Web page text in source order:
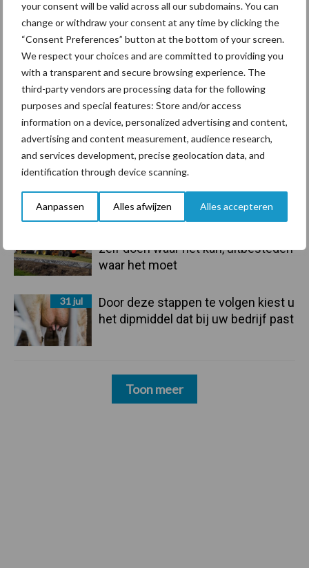
your consent will be valid across all our subdomains. You can
change or withdraw your consent at any time by clicking the
“Consent Preferences” button at the bottom of your screen.
We respect your choices and are committed to providing you
with a transparent and secure browsing experience. The
third-party vendors are processing data for the following
purposes and special features: Store and/or access
information on a device, personalized advertising and content,
advertising and content measurement, audience research,
and services development, precise geolocation data, and
identification through device scanning.
Aanpassen Alles afwijzen Alles accepteren
Sidebar
5 aug
“Vraag naar praktische
hygieneoplossingen is in Polen
groter dan ooit”
Drie Franse bedrijven over de grens
van 14.000 kilogram melk
Pöttinger introduceert compacte
zelf doen waar het kan, uitbesteden
waar het moet
31 jul
Door deze stappen te volgen kiest u
het dipmiddel dat bij uw bedrijf past
Toon meer